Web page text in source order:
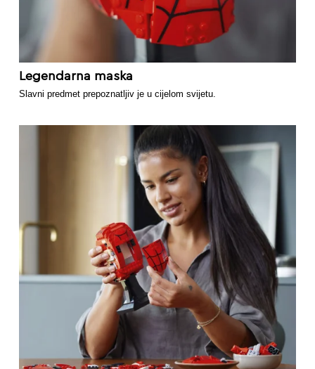
Legendarna maska
Slavni predmet prepoznatljiv je u cijelom svijetu.